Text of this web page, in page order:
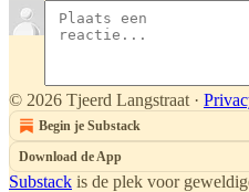
© 2026 Tjeerd Langstraat ·
Begin je Substack
Download de App
Substack is de plek voor